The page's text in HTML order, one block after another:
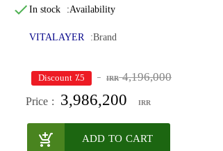
Availability:
In stock
Brand:
VITALAYER
4,196,000
IRR ٪5 Discount
Price : 3,986,200 IRR
ADD TO CART